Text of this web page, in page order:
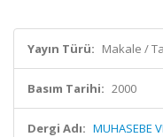
Yayın Türü: Makale /
Basım Tarihi: 2000
Dergi Adı: MUHASEBE